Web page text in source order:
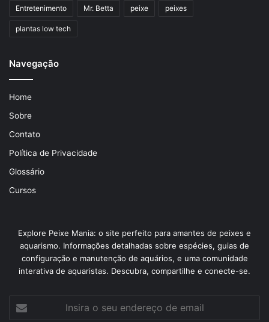
Entretenimento Mr. Betta peixe peixes
plantas low tech
Navegação
Home
Sobre
Contato
Política de Privacidade
Glossário
Cursos
Explore Peixe Mania: o site perfeito para amantes de peixes e
aquarismo. Informações detalhadas sobre espécies, guias de
configuração e manutenção de aquários, e uma comunidade
interativa de aquaristas. Descubra, compartilhe e conecte-se.